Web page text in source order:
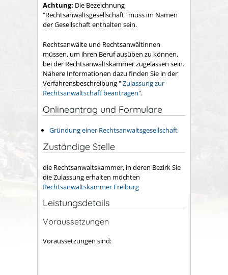
Achtung: Die Bezeichnung
"Rechtsanwaltsgesellschaft" muss im Namen
der Gesellschaft enthalten sein.
Rechtsanwälte und Rechtsanwältinnen
müssen, um ihren Beruf ausüben zu können,
bei der Rechtsanwaltskammer zugelassen sein.
Nähere Informationen dazu finden Sie in der
Verfahrensbeschreibung "Zulassung zur
Rechtsanwaltschaft beantragen".
Onlineantrag und Formulare
Gründung einer Rechtsanwaltsgesellschaft
Zuständige Stelle
die Rechtsanwaltskammer, in deren Bezirk Sie
die Zulassung erhalten möchten
Rechtsanwaltskammer Freiburg
Leistungsdetails
Voraussetzungen
Voraussetzungen sind: